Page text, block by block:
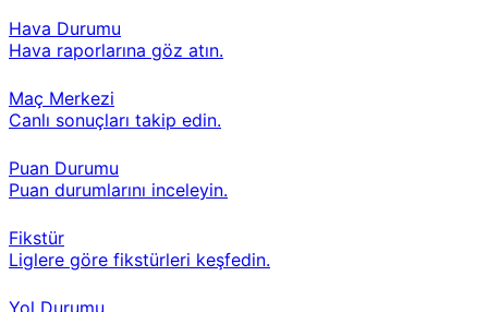
Hava Durumu
Hava raporlarına göz atın.
Maç Merkezi
Canlı sonuçları takip edin.
Puan Durumu
Puan durumlarını inceleyin.
Fikstür
Liglere göre fikstürleri keşfedin.
Yol Durumu